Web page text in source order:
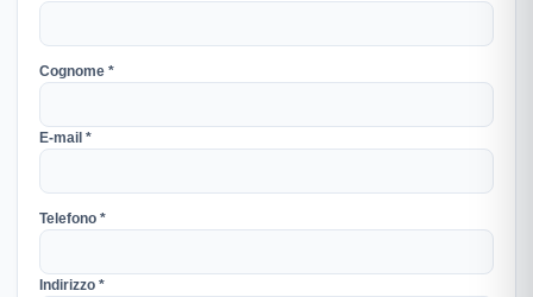
Cognome *
E-mail *
Telefono *
Indirizzo *